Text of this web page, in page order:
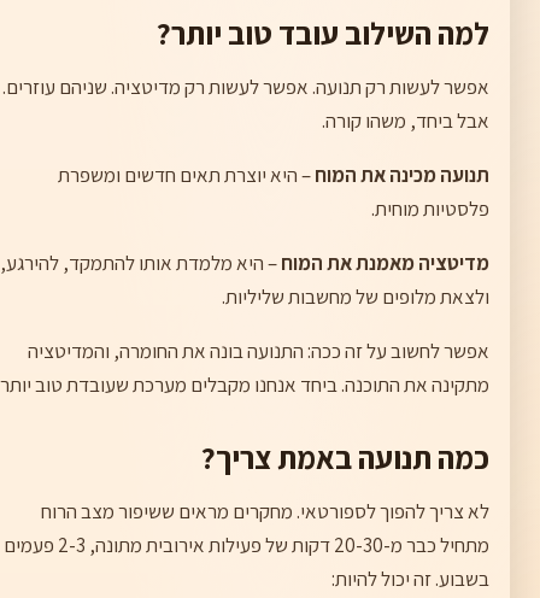
למה השילוב עובד טוב יותר?
אפשר לעשות רק תנועה. אפשר לעשות רק מדיטציה. שניהם עוזרים.
אבל ביחד, משהו קורה.
תנועה מכינה את המוח– היא יוצרת תאים חדשים ומשפרת
פלסטיות מוחית.
מדיטציה מאמנת את המוח– היא מלמדת אותו להתמקד, להירגע,
ולצאת מלופים של מחשבות שליליות.
אפשר לחשוב על זה ככה: התנועה בונה את החומרה, והמדיטציה
מתקינה את התוכנה. ביחד אנחנו מקבלים מערכת שעובדת טוב
כמה תנועה באמת צריך?
לא צריך להפוך לספורטאי. מחקרים מראים ששיפור מצב הרוח
מתחיל כבר מ-20-30 דקות של פעילות אירובית מתונה, 2-3 פעמים
בשבוע. זה יכול להיות: